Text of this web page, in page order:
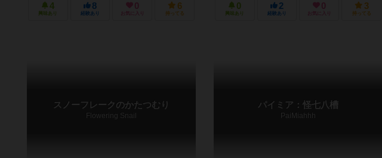
4
興味あり
8
経験あり
0
お気に入り
6
持ってる
0
興味あり
2
経験あり
0
お気に入り
3
持ってる
スノーフレークのかたつむり
Flowering Snail
パイミア：怪七八槽
PaiMiahhh